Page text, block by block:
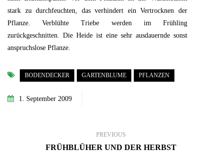
stark zu durchfeuchten, das verhindert ein Vertrocknen der
Pflanze. Verblühte Triebe werden im Frühling
zurückgeschnitten. Die Heide ist eine sehr ausdauernde sonst
anspruchslose Pflanze.
BODENDECKER GARTENBLUME PFLANZEN
1. September 2009
PREVIOUS
FRÜHBLÜHER UND DER HERBST